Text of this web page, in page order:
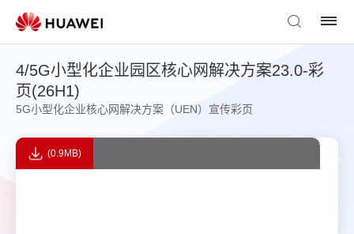
4/5G小型化企业园区核心网解决方案23.0-彩
页(26H1)
5G小型化企业核心网解决方案（UEN）宣传彩页
(0.9MB)